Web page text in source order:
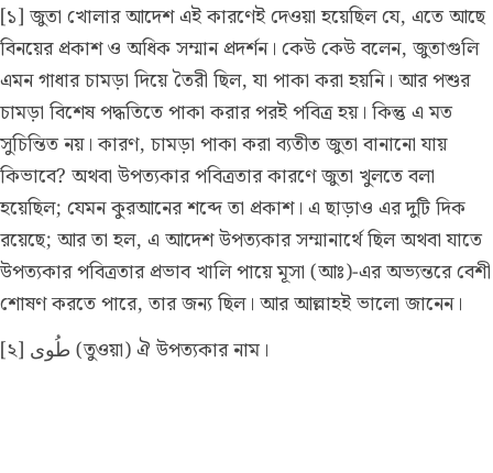
[১] জুতা খোলার আদেশ এই কারণেই দেওয়া হয়েছিল যে, এতে আছে
বিনয়ের প্রকাশ ও অধিক সম্মান প্রদর্শন। কেউ কেউ বলেন, জুতাগুলি
এমন গাধার চামড়া দিয়ে তৈরী ছিল, যা পাকা করা হয়নি। আর পশুর
চামড়া বিশেষ পদ্ধতিতে পাকা করার পরই পবিত্র হয়। কিন্তু এ মত
সুচিন্তিত নয়। কারণ, চামড়া পাকা করা ব্যতীত জুতা বানানো যায়
কিভাবে? অথবা উপত্যকার পবিত্রতার কারণে জুতা খুলতে বলা
হয়েছিল; যেমন কুরআনের শব্দে তা প্রকাশ। এ ছাড়াও এর দুটি দিক
রয়েছে; আর তা হল, এ আদেশ উপত্যকার সম্মানার্থে ছিল অথবা যাতে
উপত্যকার পবিত্রতার প্রভাব খালি পায়ে মূসা (আঃ)-এর অভ্যন্তরে বেশী
শোষণ করতে পারে, তার জন্য ছিল। আর আল্লাহই ভালো জানেন।
[২] طُوى (তুওয়া) ঐ উপত্যকার নাম।